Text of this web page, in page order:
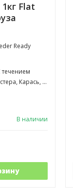
Flat
Ready
течением
Подуст, Рыбец, Усач, Язь, Сазан, Толстолоб
В наличии